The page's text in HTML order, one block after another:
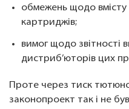
обмежень щодо вмісту
картриджів;
вимог щодо звітності
дистриб’юторів цих
Проте через тиск
законопроект так і не